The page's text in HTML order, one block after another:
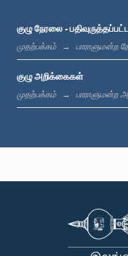
கௌரவ
குழு நேரலை -
முதற்பக்கம் பாராளுமன்ற
குழு அறிக்கைகள்
முதற்பக்கம் பாராளுமன்ற